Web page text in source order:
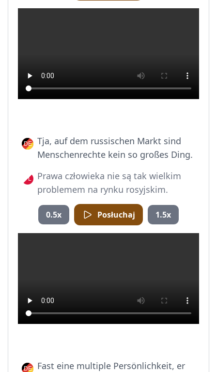
Tja, auf dem russischen Markt sind
Menschenrechte kein so großes Ding.
Prawa człowieka nie są tak wielkim
problemem na rynku rosyjskim.
0.5x Posłuchaj 1.5x
Fast eine multiple Persönlichkeit, er